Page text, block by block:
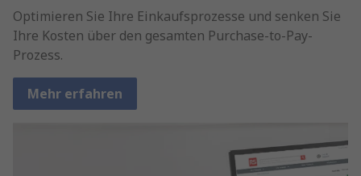
Optimieren Sie Ihre Einkaufsprozesse und senken Sie
Ihre Kosten über den gesamten Purchase-to-Pay-
Prozess.
Mehr erfahren